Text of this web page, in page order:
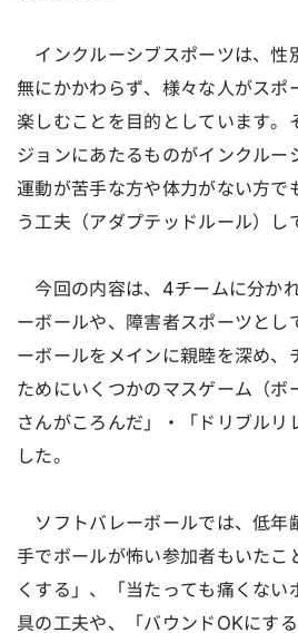
インクルーシブスポーツは、性
無にかかわらず、様々な人がスポ
楽しむことを目的としています。
ジョンにあたるものがインクルー
運動が苦手な方や体力がない方で
う工夫（アダプテッドルール）し
今回の内容は、4チームに分か
ーボールや、障害者スポーツとし
ーボールをメインに親睦を深め、
ためにいくつかのマスゲーム（ボ
さんがころんだ」・「ドリブルリ
した。
ソフトバレーボールでは、低年
手でボールが怖い参加者もいたこ
くする」、「当たっても痛くない
具の工夫や、「バウンドOKにす